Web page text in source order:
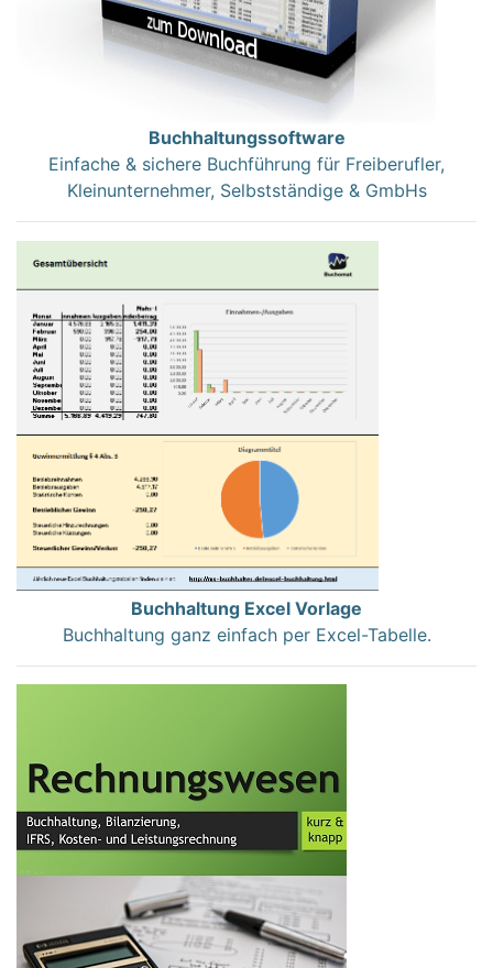
Buchhaltungssoftware
Einfache & sichere Buchführung für Freiberufler,
Kleinunternehmer, Selbstständige & GmbHs
Buchhaltung Excel Vorlage
Buchhaltung ganz einfach per Excel-Tabelle.